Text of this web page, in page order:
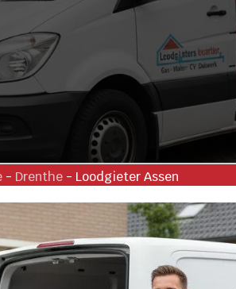
- Drenthe- Loodgieter Assen